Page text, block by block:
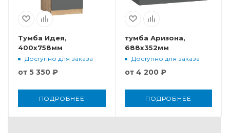
Тумба Идея,
400x758мм
Доступно для заказа
от 5 350 ₽
ПОДРОБНЕЕ
тумба Аризона,
688x352мм
Доступно для заказа
от 4 200 ₽
ПОДРОБНЕЕ